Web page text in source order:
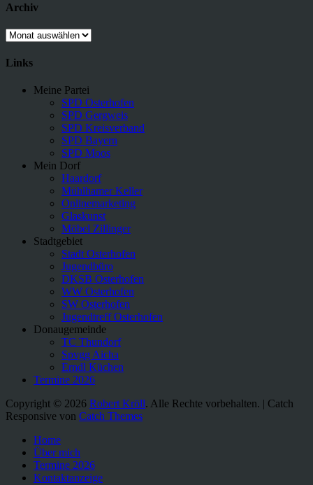
Archiv
Archiv
Links
Meine Partei
SPD Osterhofen
SPD Gergweis
SPD Kreisverband
SPD Bayern
SPD Moos
Mein Dorf
Haardorf
Mühlhamer Keller
Onlinemarketing
Glaskunst
Möbel Zillinger
Stadtgebiet
Stadt Osterhofen
Jugendbüro
DKSB Osterhofen
WW Osterhofen
SW Osterhofen
Jugendtreff Osterhofen
Donaugemeinde
TC Thundorf
Spvgg Aicha
Erndl Küchen
Termine 2026
Copyright © 2026 Robert Kröll. Alle Rechte vorbehalten. | Catch
Responsive von Catch Themes
oben
scrollen
Home
Über mich
Termine 2026
Kontaktanzeige